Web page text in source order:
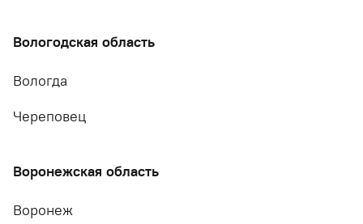
Вологодская область
Вологда
Череповец
Воронежская область
Воронеж